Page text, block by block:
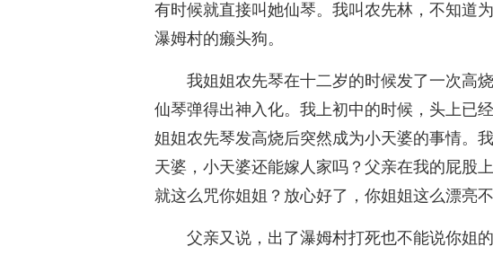
有时候就直接叫她仙琴。我叫农先林，不知道
瀑姆村的癞头狗。
我姐姐农先琴在十二岁的时候发了一次高
仙琴弹得出神入化。我上初中的时候，头上已
姐姐农先琴发高烧后突然成为小天婆的事情。
天婆，小天婆还能嫁人家吗？父亲在我的屁股
就这么咒你姐姐？放心好了，你姐姐这么漂亮不
父亲又说，出了瀑姆村打死也不能说你姐